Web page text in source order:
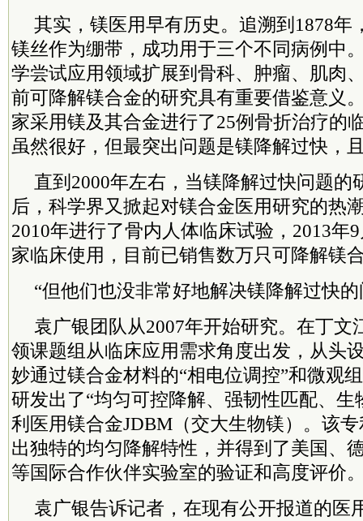
其实，镁医用早有历史。追溯到1878年
镁丝作为绷带，成功用于三个不同病例中
学尝试应用领域扩展到骨科、肿瘤、肌肉
前可降解镁合金的研究具有重要借鉴意义
家采用镁及其合金进行了25例骨折治疗的
虽然很好，但最突出问题是镁降解过快，
直到2000年左右，当镁降解过快问题的
后，科学界又掀起对镁合金医用研究的热
2010年进行了骨内人体临床试验，2013年
家临床使用，目前已销售数万只可降解镁
“但他们也没非常好地解决镁降解过快
袁广银团队从2007年开始研究。在丁文
领课题组从临床应用需求角度出发，从头
妙通过镁合金材料的“相电位调控”和微观
研发出了“均匀可控降解、强韧性匹配、生
利医用镁合金JDBM（交大生物镁）。该
出独特的均匀降解特性，并得到了美国、
等国际合作伙伴实验室的验证和高度评价
袁广银告诉记者，在现有公开报道的医